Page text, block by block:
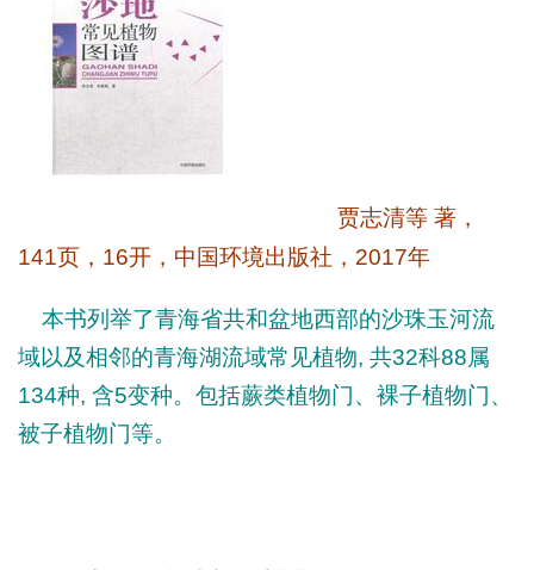
贾志清等 著 ，
141页， 16开，中国环境出版社， 2017年
本书列举了青海省共和盆地西部的沙珠玉河流
域以及相邻的青海湖流域常见植物, 共32科88属
134种, 含5变种。包括蕨类植物门、裸子植物门、
被子植物门等。